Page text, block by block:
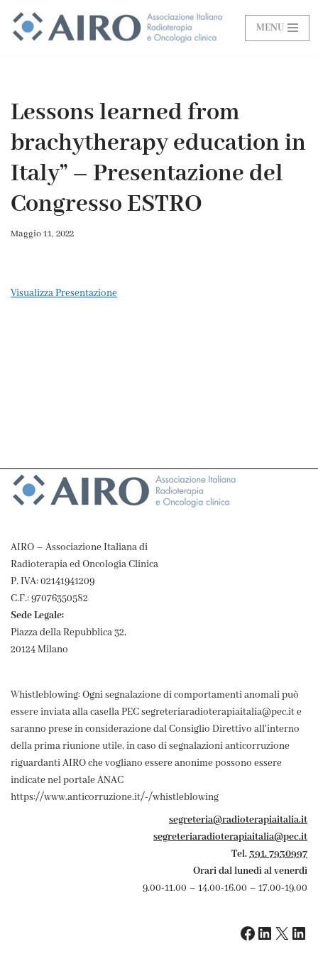
Vai
MENU
Lessons learned from
brachytherapy education in
Italy” – Presentazione del
Congresso ESTRO
Maggio 11, 2022
Visualizza Presentazione
AIRO – Associazione Italiana di
Radioterapia ed Oncologia Clinica
P. IVA: 02141941209
C.F.: 97076350582
Sede Legale:
Piazza della Repubblica 32,
20124 Milano
Whistleblowing: Ogni segnalazione di comportamenti anomali può
essere inviata alla casella PEC segreteriaradioterapiaitalia@pec.it e
saranno prese in considerazione dal Consiglio Direttivo all'interno
della prima riunione utile, in caso di segnalazioni anticorruzione
riguardanti AIRO che vogliano essere anonime possono essere
indicate nel portale ANAC
https://www.anticorruzione.it/-/whistleblowing
segreteria@radioterapiaitalia.it
segreteriaradioterapiaitalia@pec.it
Tel.391. 7930997
Orari dal lunedì al venerdì
9.00-11.00 – 14.00-16.00 – 17.00-19.00